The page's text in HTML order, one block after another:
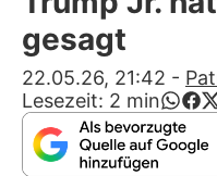
gesagt
22.05.26, 21:42 -
Lesezeit: 2 min